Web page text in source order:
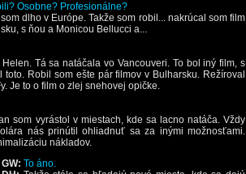
Osobne? Profesionálne?
dlho v Európe. Takže som robil... nakrúcal som film
s ňou a Monicou Bellucci a...
Tá sa natáčala vo Vancouveri. To bol iný film, s
Robil som ešte pár filmov v Bulharsku. Režíroval
Je to o film o zlej snehovej opičke.
som vyrástol v miestach, kde sa lacno natáča. Vždy
nás prinútil ohliadnuť sa za inými možnosťami.
nákladov.
GW: To áno.